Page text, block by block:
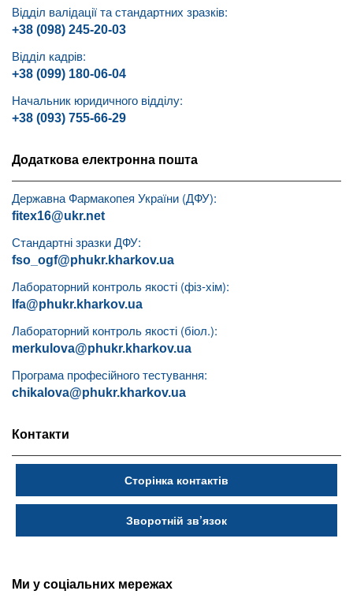
Відділ валідації та стандартних зразків:
+38 (098) 245-20-03
Відділ кадрів:
+38 (099) 180-06-04
Начальник юридичного відділу:
+38 (093) 755-66-29
Додаткова електронна пошта
Державна Фармакопея України (ДФУ):
fitex16@ukr.net
Стандартні зразки ДФУ:
fso_ogf@phukr.kharkov.ua
Лабораторний контроль якості (фіз-хім):
lfa@phukr.kharkov.ua
Лабораторний контроль якості (біол.):
merkulova@phukr.kharkov.ua
Програма професійного тестування:
chikalova@phukr.kharkov.ua
Контакти
Сторінка контактів
Зворотній зв’язок
Ми у соціальних мережах